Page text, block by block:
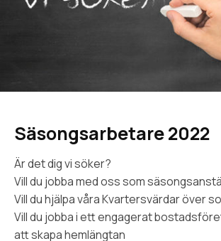
Säsongsarbetare 2022
Är det dig vi söker?
Vill du jobba med oss som
Vill du hjälpa våra Kvartersvärdar över
Vill du jobba i ett engagerat
att skapa hemlängtan